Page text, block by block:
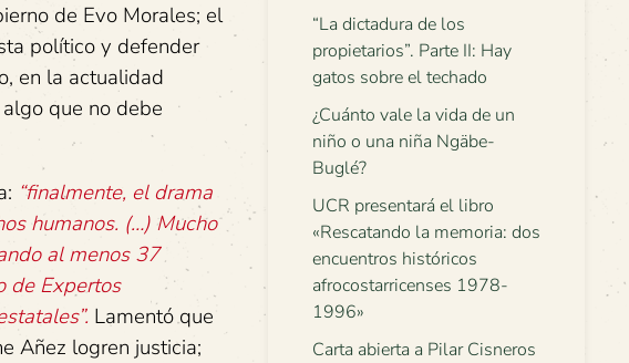
de Evo Morales; el
político y defender
en la actualidad
que no debe
“finalmente, el drama
humanos. (…) Mucho
al menos 37
de Expertos
Lamentó que
Añez logren justicia;
“La dictadura de los
propietarios”. Parte II: Hay
gatos sobre el techado
¿Cuánto vale la vida de un
niño o una niña Ngäbe-
Buglé?
UCR presentará el libro
«Rescatando la memoria: dos
encuentros históricos
afrocostarricenses 1978-
1996»
Carta abierta a Pilar Cisneros